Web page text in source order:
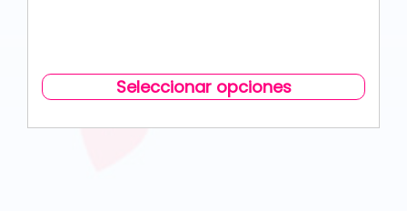
Seleccionar opciones